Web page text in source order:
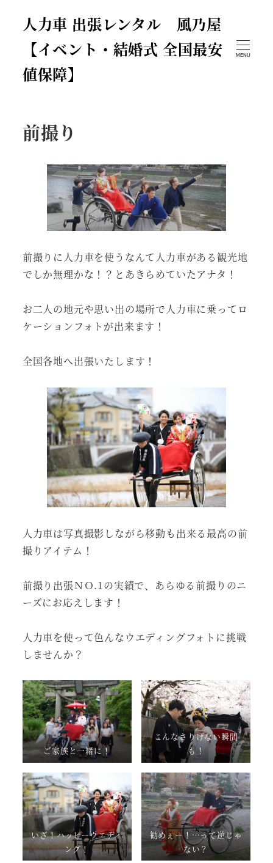
人力車 出張レンタル 風乃屋
【イベント・結婚式 全国最安
値保障】
MENU
前撮り
前撮りに人力車を使うなんて人力車がある観光地
でしか無理かな！？とあきらめていたアナタ！
お二人の地元や思い出の場所で人力車に乗ってロ
ケーションフォトが出来ます！
全国各地へ出張いたします！
人力車は写真撮影しながら移動も出来る最高の前
撮りアイテム！
前撮り出張ＮＯ.1の実績で、あらゆる前撮りのニ
ーズにお応えします！
人力車を使って色んなウエディングフォトに挑戦
しませんか？
ご家族と一緒に！
こんなさりげない瞬間
も！
いざ！ハッピーウエディ
ング！
勧めぇー！…って逆じゃ
ない？